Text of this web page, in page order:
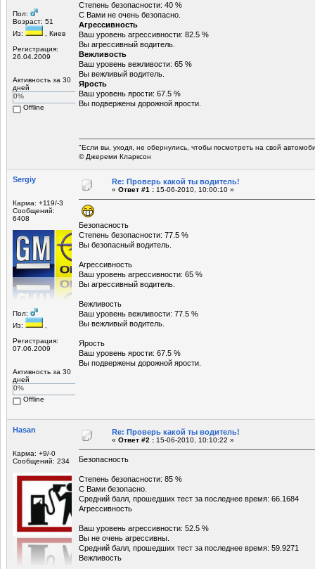
Пол:
Возраст: 51
Из:
, Киев
Регистрация:
26.04.2009
Активность за 30
дней
0%
Offline
Степень безопасности: 40 %
С Вами не очень безопасно.
Агрессивность
Ваш уровень агрессивности: 82.5 %
Вы агрессивный водитель.
Вежливость
Ваш уровень вежливости: 65 %
Вы вежливый водитель.
Ярость
Ваш уровень ярости: 67.5 %
Вы подвержены дорожной ярости.
"Если вы, уходя, не обернулись, чтобы посмотреть на свой
© Джереми Кларксон
Sergiy
Карма: +119/-3
Сообщений:
6408
Пол:
Из:
Регистрация:
07.06.2009
Активность за 30
дней
0%
Offline
Re: Проверь какой ты водитель!
« Ответ #1 : 15-06-2010, 10:00:10 »
Безопасность
Степень безопасности: 77.5 %
Вы безопасный водитель.
Агрессивность
Ваш уровень агрессивности: 65 %
Вы агрессивный водитель.
Вежливость
Ваш уровень вежливости: 77.5 %
Вы вежливый водитель.
Ярость
Ваш уровень ярости: 67.5 %
Вы подвержены дорожной ярости.
Hasan
Карма: +9/-0
Сообщений: 234
Re: Проверь какой ты водитель!
« Ответ #2 : 15-06-2010, 10:10:22 »
Безопасность
Степень безопасности: 85 %
С Вами безопасно.
Средний балл, прошедших тест за последнее время: 66.1684
Агрессивность
Ваш уровень агрессивности: 52.5 %
Вы не очень агрессивны.
Средний балл, прошедших тест за последнее время: 59.9271
Вежливость